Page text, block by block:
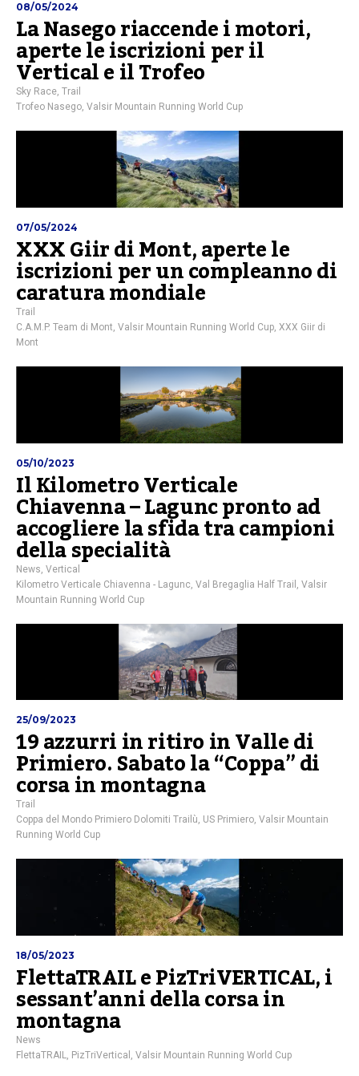
08/05/2024
La Nasego riaccende i motori,
aperte le iscrizioni per il
Vertical e il Trofeo
Sky Race, Trail
Trofeo Nasego, Valsir Mountain Running World Cup
07/05/2024
XXX Giir di Mont, aperte le
iscrizioni per un compleanno di
caratura mondiale
Trail
C.A.M.P. Team di Mont, Valsir Mountain Running World Cup, XXX Giir di
Mont
05/10/2023
Il Kilometro Verticale
Chiavenna – Lagunc pronto ad
accogliere la sfida tra campioni
della specialità
News Vertical
Kilometro Verticale Chiavenna - Lagunc Val Bregaglia Half Trail
Valsir
Mountain Running World Cup
25/09/2023
19 azzurri in ritiro in Valle di
Primiero. Sabato la “Coppa” di
corsa in montagna
Trail
Coppa del Mondo Primiero Dolomiti Trailù, US Primiero, Valsir Mountain
Running World Cup
18/05/2023
FlettaTRAIL e PizTriVERTICAL, i
sessant’anni della corsa in
montagna
News
FlettaTRAIL, PizTriVertical , Valsir Mountain Running World Cup